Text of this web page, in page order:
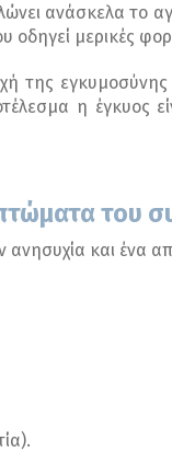
ανάσκελα το
οδηγεί μερικές
της
η έγκυος
του
και ένα